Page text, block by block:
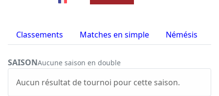
Classements Matches en simple Némésis
SAISONAucune saison en double
Aucun résultat de tournoi pour cette saison.